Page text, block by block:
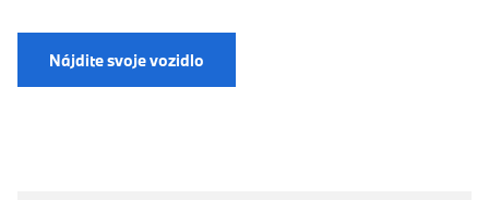
Nájdite svoje vozidlo